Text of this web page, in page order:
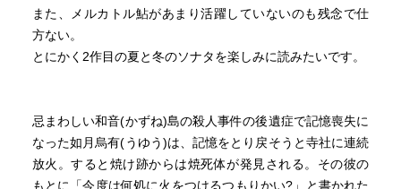
タイトルの『痾』は、ググったら『病気』の意味らしい。
黒死館殺人事件のように、一作を細分化してゆっくり読み
返したいと思ってしまいます。
（それだけ難解な箇所が沢山…(-∀-`; )）
また、メルカトル鮎があまり活躍していないのも残念で仕
方ない。
とにかく2作目の夏と冬のソナタを楽しみに読みたいです。
忌まわしい和音(かずね)島の殺人事件の後遺症で記憶喪失に
なった如月烏有(うゆう)は、記憶をとり戻そうと寺社に連続
放火。すると焼け跡からは焼死体が発見される。その彼の
もとに「今度は何処に火をつけるつもりかい?」と書かれた